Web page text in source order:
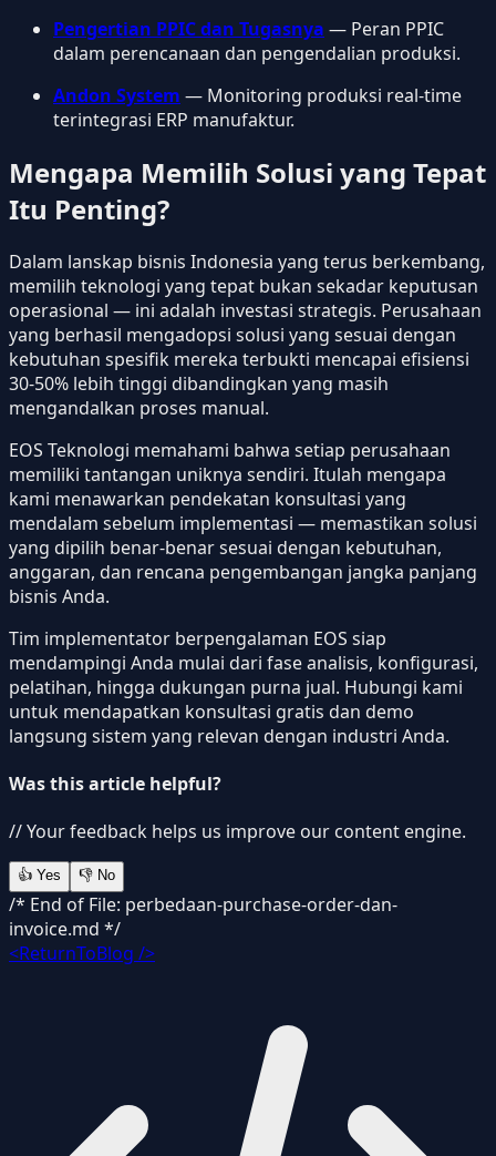
Pengertian PPIC dan Tugasnya — Peran PPIC
dalam perencanaan dan pengendalian produksi.
Andon System — Monitoring produksi real-time
terintegrasi ERP manufaktur.
Mengapa Memilih Solusi yang Tepat
Itu Penting?
Dalam lanskap bisnis Indonesia yang terus berkembang,
memilih teknologi yang tepat bukan sekadar keputusan
operasional — ini adalah investasi strategis. Perusahaan
yang berhasil mengadopsi solusi yang sesuai dengan
kebutuhan spesifik mereka terbukti mencapai efisiensi
30-50% lebih tinggi dibandingkan yang masih
mengandalkan proses manual.
EOS Teknologi memahami bahwa setiap perusahaan
memiliki tantangan uniknya sendiri. Itulah mengapa
kami menawarkan pendekatan konsultasi yang
mendalam sebelum implementasi — memastikan solusi
yang dipilih benar-benar sesuai dengan kebutuhan,
anggaran, dan rencana pengembangan jangka panjang
bisnis Anda.
Tim implementator berpengalaman EOS siap
mendampingi Anda mulai dari fase analisis, konfigurasi,
pelatihan, hingga dukungan purna jual. Hubungi kami
untuk mendapatkan konsultasi gratis dan demo
langsung sistem yang relevan dengan industri Anda.
Was this article helpful?
// Your feedback helps us improve our content engine.
👍 Yes 👎 No
/* End of File: perbedaan-purchase-order-dan-
invoice.md */
<ReturnToBlog />